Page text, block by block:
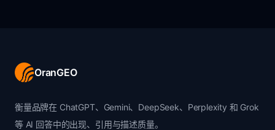
OranGEO
衡量品牌在 ChatGPT、Gemini、DeepSeek、Perplexity 和 Grok
等 AI 回答中的出现、引用与描述质量。